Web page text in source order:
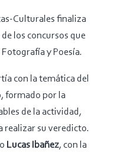
Culturales finaliza
los concursos que
y Poesía.
con la temática del
formado por la
de la actividad,
realizar su veredicto.
Lucas Ibañez, con la